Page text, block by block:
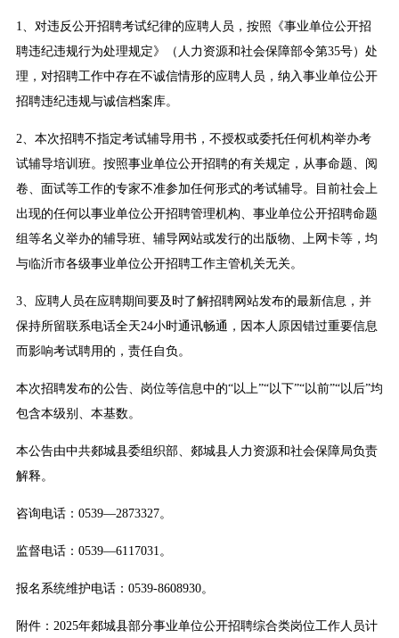
1、对违反公开招聘考试纪律的应聘人员，按照《事业单位公开招
聘违纪违规行为处理规定》（人力资源和社会保障部令第35号）处
理，对招聘工作中存在不诚信情形的应聘人员，纳入事业单位公开
招聘违纪违规与诚信档案库。
2、本次招聘不指定考试辅导用书，不授权或委托任何机构举办考
试辅导培训班。按照事业单位公开招聘的有关规定，从事命题、阅
卷、面试等工作的专家不准参加任何形式的考试辅导。目前社会上
出现的任何以事业单位公开招聘管理机构、事业单位公开招聘命题
组等名义举办的辅导班、辅导网站或发行的出版物、上网卡等，均
与临沂市各级事业单位公开招聘工作主管机关无关。
3、应聘人员在应聘期间要及时了解招聘网站发布的最新信息，并
保持所留联系电话全天24小时通讯畅通，因本人原因错过重要信息
而影响考试聘用的，责任自负。
本次招聘发布的公告、岗位等信息中的“以上”“以下”“以前”“以后”均
包含本级别、本基数。
本公告由中共郯城县委组织部、郯城县人力资源和社会保障局负责
解释。
咨询电话：0539—2873327。
监督电话：0539—6117031。
报名系统维护电话：0539-8608930。
附件：2025年郯城县部分事业单位公开招聘综合类岗位工作人员计